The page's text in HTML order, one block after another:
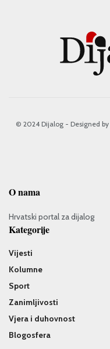
© 2024 Dijalog - Designed by
O nama
Hrvatski portal za dijalog
Kategorije
Vijesti
Kolumne
Sport
Zanimljivosti
Vjera i duhovnost
Blogosfera